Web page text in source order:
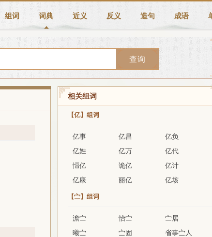
组词 词典 近义 反义 造句 成语
查询
相关组词
【亿】组词
亿事 亿昌
亿负
亿姓
亿万
亿代
愊亿
诡亿
亿计
亿康
丽亿 亿垓
【㝉】组词
澹㝉 怡㝉
㝉居
曦㝉
㝉固 省事㝉人